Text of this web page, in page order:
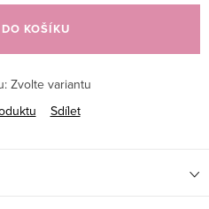
KOŠÍKU
Zvolte variantu
Sdílet